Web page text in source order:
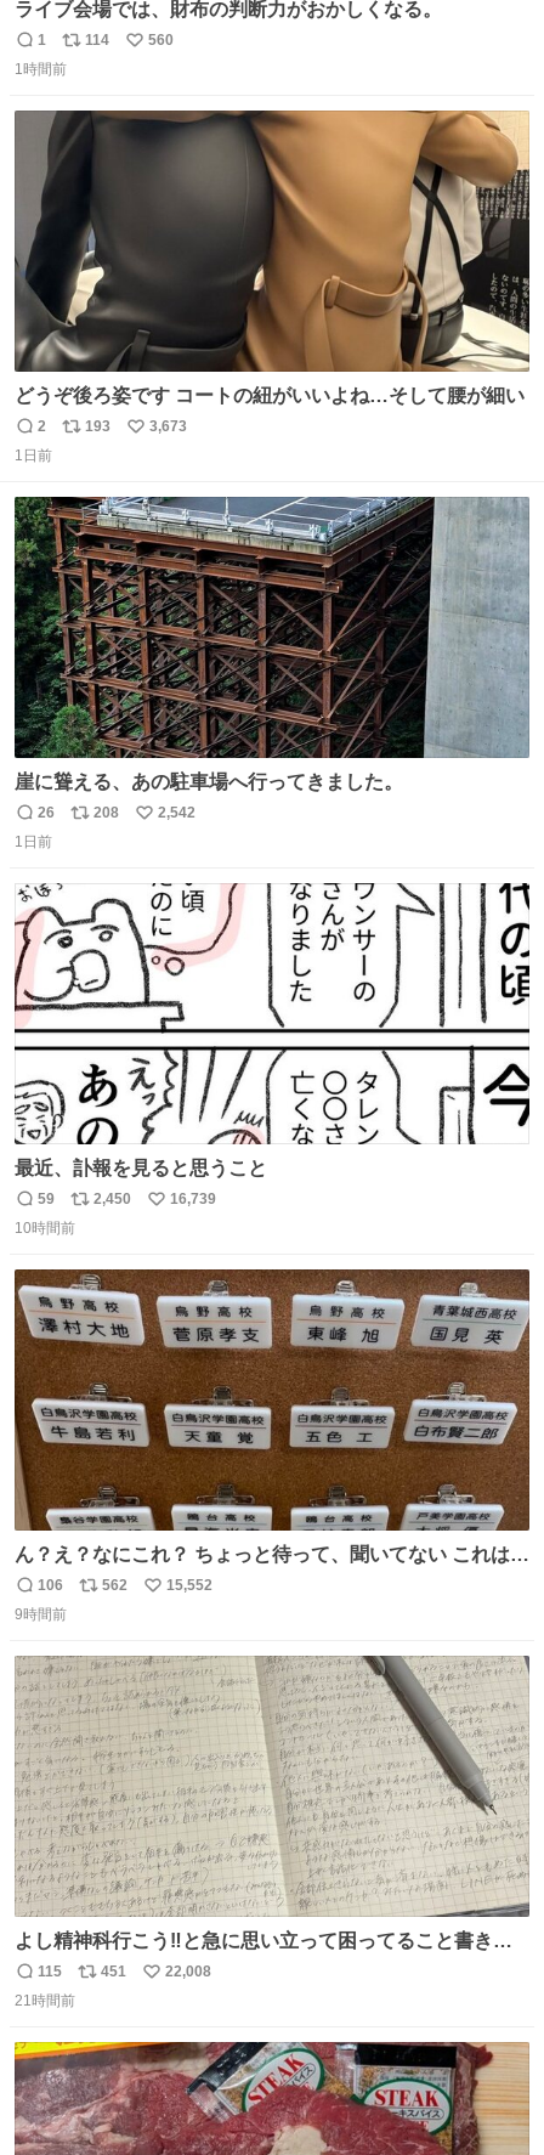
ライブ会場では、財布の判断力がおかしくなる。
返
信
1
リ
ポ
ト
数
114
い
560
1時間前
どうぞ後ろ姿です コートの紐がいいよね…そして腰が細い
返
信
2
リ
ト
数
193
い
数
3,673
1日前
崖に聳える、あの駐車場へ行ってきました。
返
信
26
リ
数
208
い
2,542
1日前
最近、訃報を見ると思うこと
返
信
59
リ
ポ
ト
数
2,450
い
数
16,739
10時間前
ん？え？なにこれ？ ちょっと待って、聞いてない これは販
売されているのもですか？
返
信
106
リ
ト
数
562
い
数
15,552
9時間前
よし精神科行こう‼️と急に思い立って困ってること書き出
してたらペン止まらなくなってすごい勢いで埋まってワロ
タ
返
信
115
リ
ト
数
451
い
数
22,008
21時間前